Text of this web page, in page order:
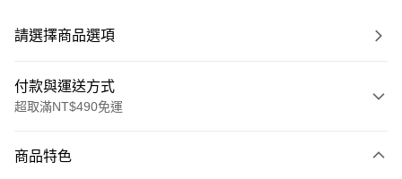
請選擇商品選項
付款與運送方式
超取滿NT$490免運
信用卡一次付款
商品特色